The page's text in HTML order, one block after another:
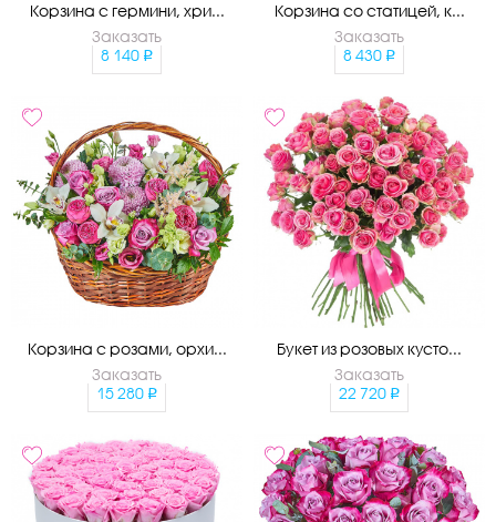
Корзина с гермини, хри...
Заказать
8 140
Корзина со статицей, к...
Заказать
8 430
Корзина с розами, орхи...
Заказать
15 280
Букет из розовых кусто...
Заказать
22 720